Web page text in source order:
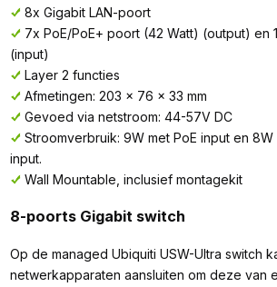
8x Gigabit LAN-poort
7x PoE/PoE+ poort (42 Watt) (output) en
(input)
Layer 2 functies
Afmetingen: 203 x 76 x 33 mm
Gevoed via netstroom: 44-57V DC
Stroomverbruik: 9W met PoE input en
input.
Wall Mountable, inclusief montagekit
8-poorts Gigabit switch
Op de managed Ubiquiti USW-Ultra switch
netwerkapparaten aansluiten om deze van